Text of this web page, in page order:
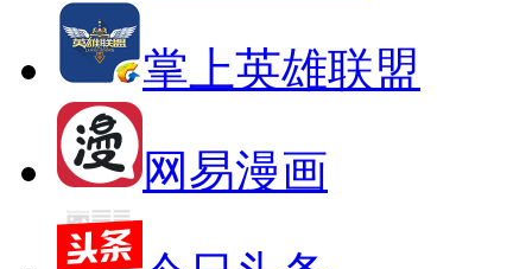
掌上英雄联盟
网易漫画